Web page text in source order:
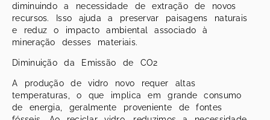
diminuindo a necessidade de extração de novos
recursos. Isso ajuda a preservar paisagens naturais
e reduz o impacto ambiental associado à
mineração desses materiais.
Diminuição da Emissão de CO2
A produção de vidro novo requer altas
temperaturas, o que implica em grande consumo
de energia, geralmente proveniente de fontes